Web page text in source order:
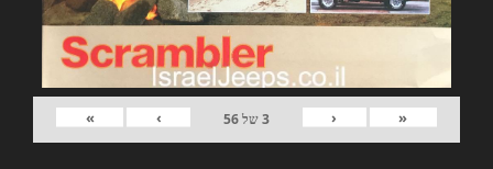
«
‹
3של56
›
»